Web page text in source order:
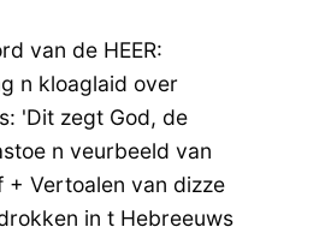
van de HEER:
n kloaglaid over
'Dit zegt God, de
n veurbeeld van
Vertoalen van dizze
in t Hebreeuws